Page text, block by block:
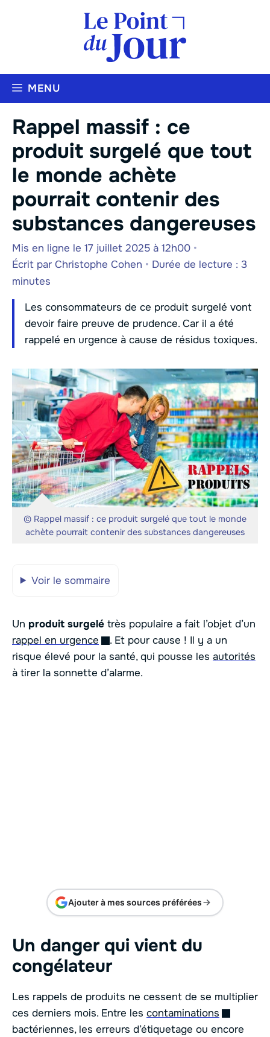
MENU
Rappel massif : ce
produit surgelé que tout
le monde achète
pourrait contenir des
substances dangereuses
Mis en ligne le 17 juillet 2025 à 12h00 •
Écrit par Christophe Cohen • Durée de lecture : 3
minutes
Les consommateurs de ce produit surgelé vont
devoir faire preuve de prudence. Car il a été
rappelé en urgence à cause de résidus toxiques.
© Rappel massif : ce produit surgelé que tout le monde
achète pourrait contenir des substances dangereuses
Voir le sommaire
Un produit surgelé très populaire a fait l’objet d’un
rappel en urgence
. Et pour cause ! Il y a un
risque élevé pour la santé, qui pousse les autorités
à tirer la sonnette d’alarme.
Ajouter à mes sources préférées
Un danger qui vient du
congélateur
Les rappels de produits ne cessent de se multiplier
ces derniers mois. Entre les contaminations
bactériennes, les erreurs d’étiquetage ou encore